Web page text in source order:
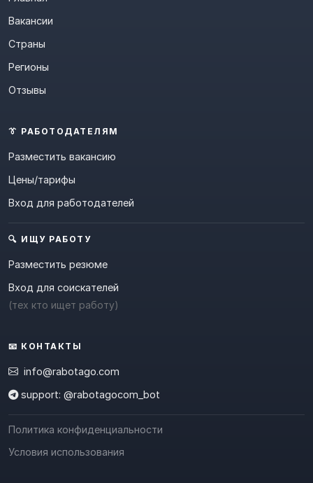
Вакансии
Страны
Регионы
Отзывы
👔 РАБОТОДАТЕЛЯМ
Разместить вакансию
Цены/тарифы
Вход для работодателей
🔍 ИЩУ РАБОТУ
Разместить резюме
Вход для соискателей
(тех кто ищет работу)
📧 КОНТАКТЫ
info@rabotago.com
support: @rabotagocom_bot
Политика конфиденциальности
Условия использования